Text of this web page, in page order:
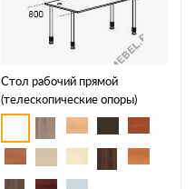
Стол рабочий прямой
(телескопические опоры)
Periscope F2102